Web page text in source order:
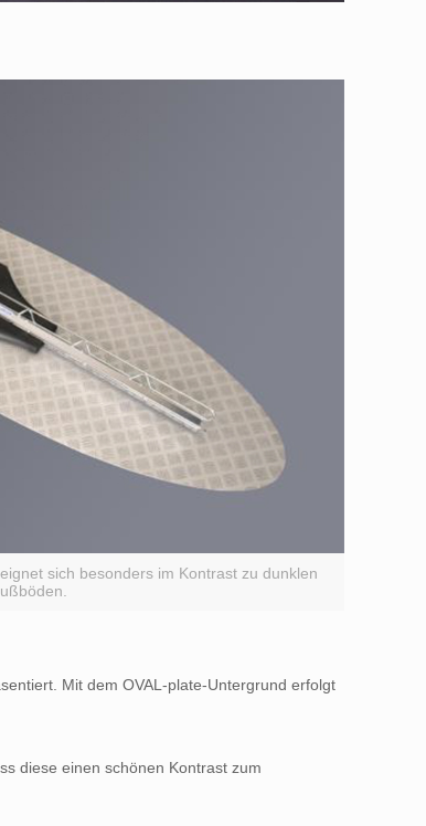
sich besonders im Kontrast zu dunklen
Mit dem OVAL-plate-Untergrund erfolgt
diese einen schönen Kontrast zum